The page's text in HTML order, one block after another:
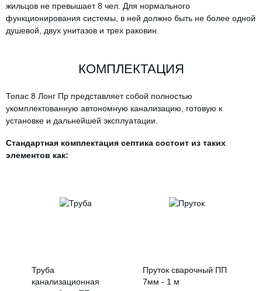
жильцов не превышает 8 чел. Для нормального
функционирования системы, в ней должно быть не более одной
душевой, двух унитазов и трех раковин.
КОМПЛЕКТАЦИЯ
Топас 8 Лонг Пр представляет собой полностью
укомплектованную автономную канализацию, готовую к
установке и дальнейшей эксплуатации.
Стандартная комплектация септика состоит из таких
элементов как:
Труба
канализационная
Пруток сварочный ПП
7мм - 1 м